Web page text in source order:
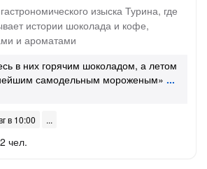
изыска Турина, где
истории шоколада и кофе,
и ароматами
в них горячим шоколадом, а летом
самодельным мороженым»
в 10:00
чел.